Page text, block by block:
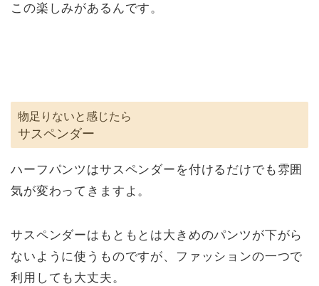
この楽しみがあるんです。
物足りないと感じたら
サスペンダー
ハーフパンツはサスペンダーを付けるだけでも雰囲
気が変わってきますよ。
サスペンダーはもともとは大きめのパンツが下がら
ないように使うものですが、ファッションの一つで
利用しても大丈夫。